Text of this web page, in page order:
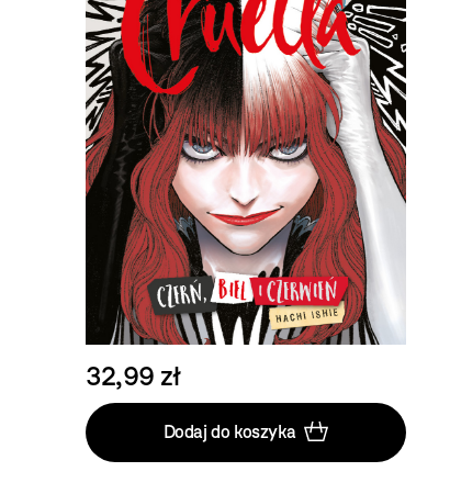
32,99 zł
Dodaj do koszyka